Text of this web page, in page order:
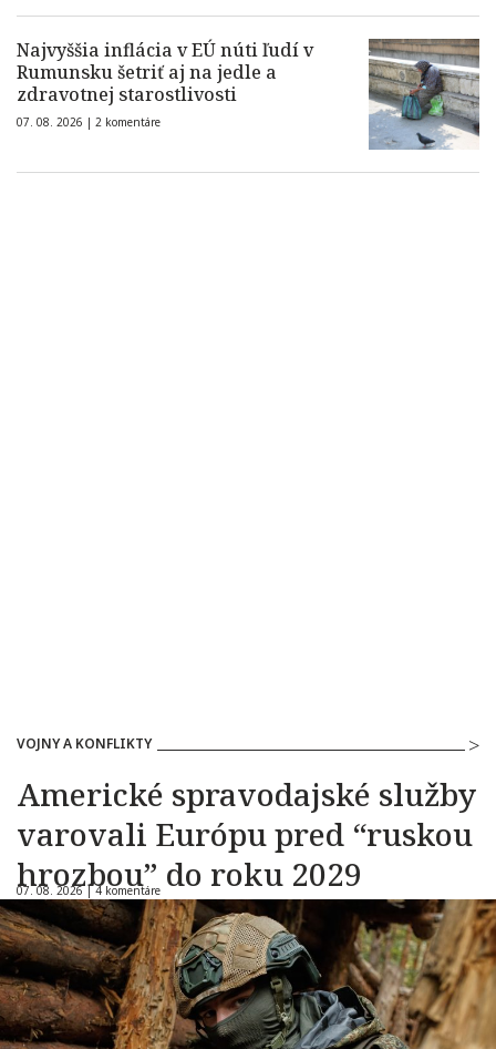
Najvyššia inflácia v EÚ núti ľudí v
Rumunsku šetriť aj na jedle a
zdravotnej starostlivosti
07. 08. 2026 | 2 komentáre
VOJNY A KONFLIKTY
Americké spravodajské služby
varovali Európu pred “ruskou
hrozbou” do roku 2029
07. 08. 2026 |4 komentáre